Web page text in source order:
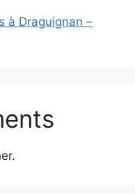
à Draguignan –